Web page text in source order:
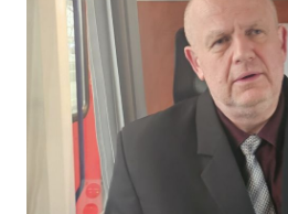
SEX A